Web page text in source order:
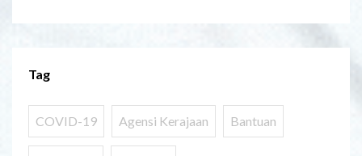
Tag
COVID-19 Agensi Kerajaan Bantuan